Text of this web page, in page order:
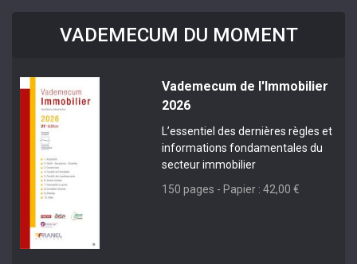
VADEMECUM DU MOMENT
Vademecum de l'Immobilier
2026
L’essentiel des dernières règles et
informations fondamentales du
secteur immobilier
150 pages - Papier : 42,00 €